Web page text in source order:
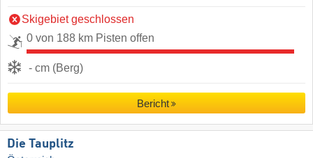
Skigebiet geschlossen
0 von 188 km Pisten offen
- cm (Berg)
Bericht
Die Tauplitz